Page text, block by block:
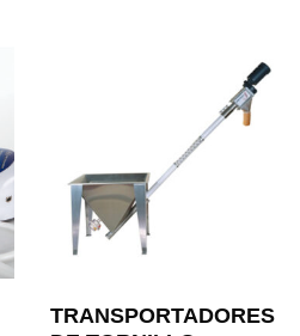
TRANSPORTADORES